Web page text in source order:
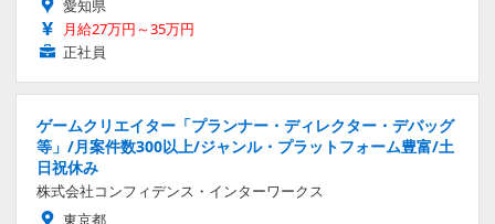
愛知県
月給27万円～35万円
正社員
ゲームクリエイター「プランナー・ディレクター・デバッグ
等」/月案件数300以上/ジャンル・プラットフォーム豊富/土
日祝休み
株式会社コンフィデンス・インターワークス
東京都